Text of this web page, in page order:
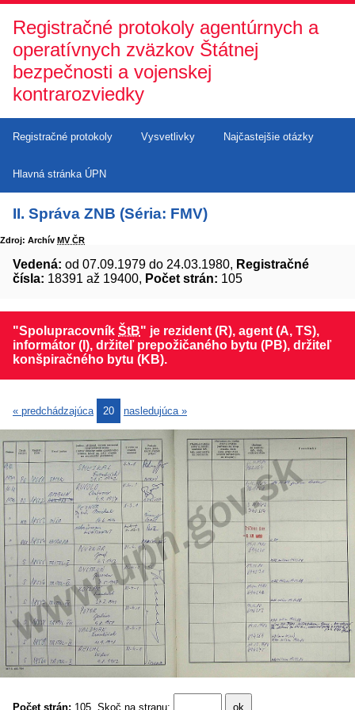
Registračné protokoly agentúrnych a
operatívnych zväzkov Štátnej
bezpečnosti a vojenskej
kontrarozviedky
Registračné protokoly Vysvetlivky Najčastejšie otázky
Hlavná stránka ÚPN
II. Správa ZNB (Séria: FMV)
Zdroj: Archív MV ČR
Vedená: od 07.09.1979 do 24.03.1980, Registračné
čísla: 18391 až 19400, Počet strán: 105
"Spolupracovník ŠtB" je rezident (R), agent (A, TS),
informátor (I), držiteľ prepožičaného bytu (PB), držiteľ
konšpiračného bytu (KB).
« predchádzajúca 20 nasledujúca »
Počet strán: 105 Skoč na stranu: